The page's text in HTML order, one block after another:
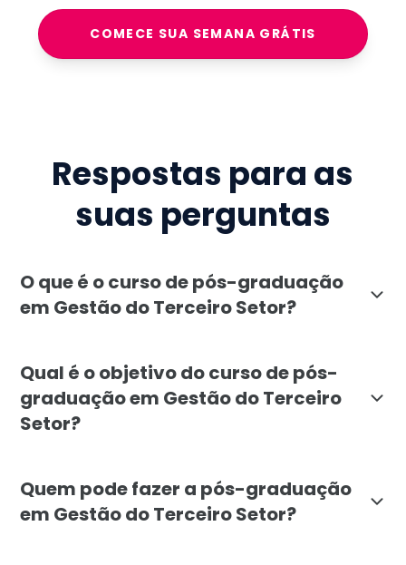
COMECE SUA SEMANA GRÁTIS
Respostas para as
suas perguntas
O que é o curso de pós-graduação
em Gestão do Terceiro Setor?
Qual é o objetivo do curso de pós-
graduação em Gestão do Terceiro
Setor?
Quem pode fazer a pós-graduação
em Gestão do Terceiro Setor?